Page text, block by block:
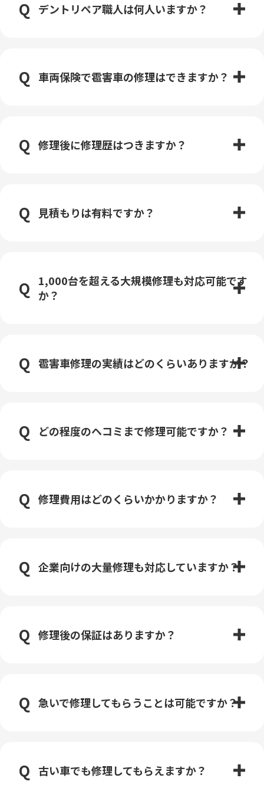
デントリペア職人は何人いますか？
車両保険で雹害車の修理はできますか？
修理後に修理歴はつきますか？
見積もりは有料ですか？
1,000台を超える大規模修理も対応可能です
か？
雹害車修理の実績はどのくらいありますか？
どの程度のヘコミまで修理可能ですか？
修理費用はどのくらいかかりますか？
企業向けの大量修理も対応していますか？
修理後の保証はありますか？
急いで修理してもらうことは可能ですか？
古い車でも修理してもらえますか？